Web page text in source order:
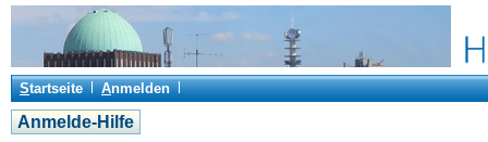
Startseite Anmelden
Anmelde-Hilfe